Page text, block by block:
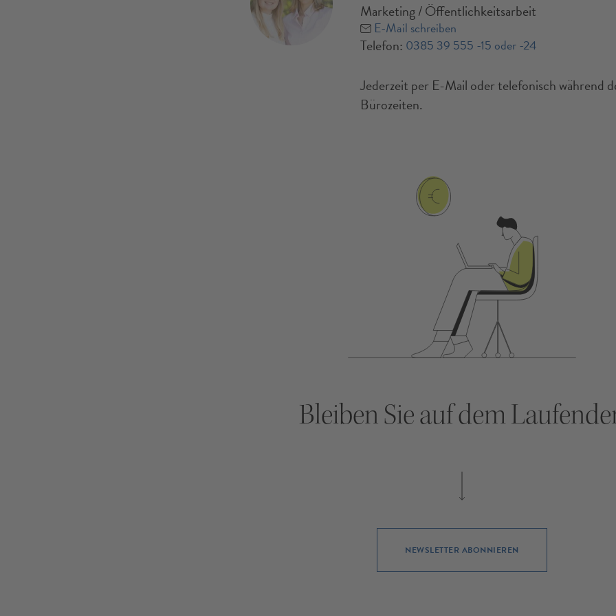
Marketing / Öffentlichkeitsarbeit
E-Mail schreiben
Telefon: 0385 39 555 -15 oder -24
Jederzeit per E-Mail oder telefonisch während
Bürozeiten.
Bleiben Sie auf dem
NEWSLETTER ABONNIEREN